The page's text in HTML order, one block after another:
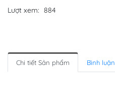
Lượt xem: 884
Chi tiết Sản phẩm Bình luận